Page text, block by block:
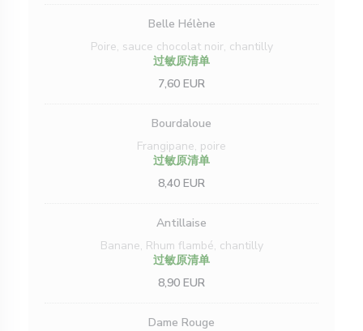
Belle Hélène
Poire, sauce chocolat noir, chantilly
过敏原清单
7,60 EUR
Bourdaloue
Frangipane, poire
过敏原清单
8,40 EUR
Antillaise
Banane, Rhum flambé, chantilly
过敏原清单
8,90 EUR
Dame Rouge